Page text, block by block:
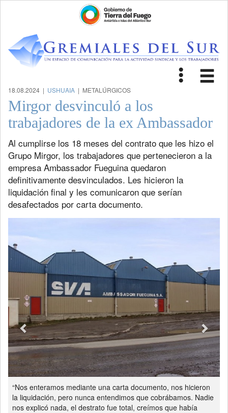
Toggle
18.08.2024 | USHUAIA | METALÚRGICOS
Mirgor desvinculó a los
trabajadores de la ex Ambassador
Al cumplirse los 18 meses del contrato que les hizo el
Grupo Mirgor, los trabajadores que pertenecieron a la
empresa Ambassador Fueguina quedaron
definitivamente desvinculados. Les hicieron la
liquidación final y les comunicaron que serían
desafectados por carta documento.
“Nos enteramos mediante una carta documento, nos hicieron
la liquidación, pero nunca entendimos que cobrábamos. Nadie
nos explicó nada, el destrato fue total, creímos que había